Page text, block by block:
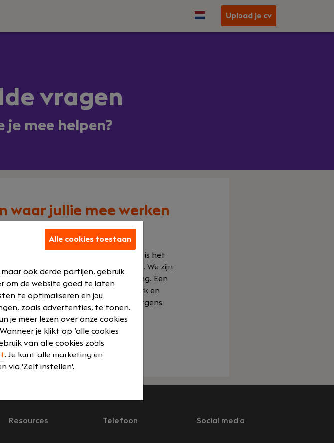
Upload je cv
vragen
je mee helpen?
waar jullie mee werken
jou en je toekomstige werkgever is het
onze database goed leren kennen. We zijn
naar een langdurige samenwerking. Een
en je werkgever, tussen jou en &Work en
we ervoor dat je niet zomaar ergens
op jou, je wensen en je ambities.
Resources Telefoon Social media
Alle cookies toestaan
ook derde partijen, gebruik
om de website goed te laten
te optimaliseren en jou
zoals advertenties, te tonen.
je meer lezen over onze cookies
je klikt op ‘alle cookies
van alle cookies zoals
. Je kunt alle marketing en
via 'Zelf instellen'.